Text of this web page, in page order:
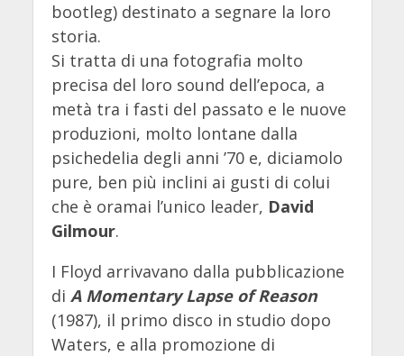
bootleg) destinato a segnare la loro
storia.
Si tratta di una fotografia molto
precisa del loro sound dell’epoca, a
metà tra i fasti del passato e le nuove
produzioni, molto lontane dalla
psichedelia degli anni ’70 e, diciamolo
pure, ben più inclini ai gusti di colui
che è oramai l’unico leader, David
Gilmour.
I Floyd arrivavano dalla pubblicazione
di A Momentary Lapse of Reason
(1987), il primo disco in studio dopo
Waters, e alla promozione di